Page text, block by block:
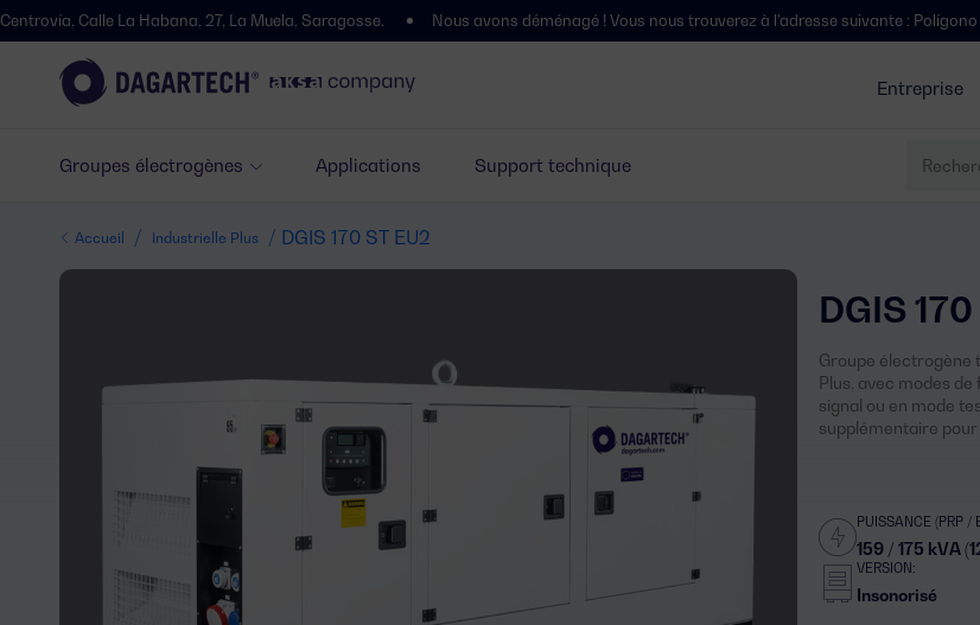
Entreprise
Groupes électrogènes Applications Support technique
La Habana, 27, La Muela, Saragosse. Nous avons déménagé ! Vous nous trouverez à l'adresse suivante : Polígono
Accueil / Industrielle Plus / DGIS 170 ST EU2
DGIS
Groupe électrogène
Plus, avec modes
signal ou en mode
supplémentaire pour
PUISSANCE (PRP /
159 / 175 kVA
VERSION:
Insonorisé